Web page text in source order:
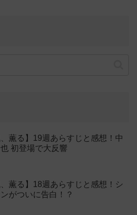
、薫る】19週あらすじと感想！中
初登場で大反響
、薫る】18週あらすじと感想！シ
がついに告白！？